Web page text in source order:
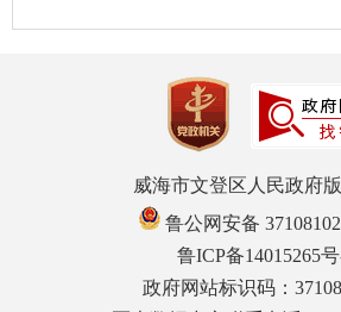
威海市文登区人民政府
鲁公网安备
鲁ICP备14015265
政府网站标识码：